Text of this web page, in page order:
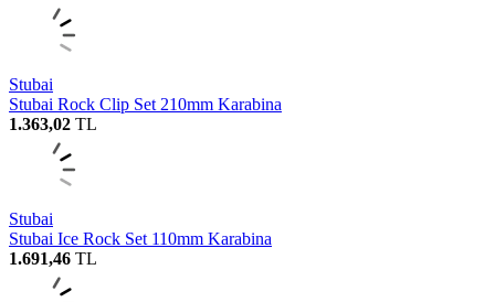
Stubai
Stubai Rock Clip Set 210mm Karabina
1.363,02 TL
Stubai
Stubai Ice Rock Set 110mm Karabina
1.691,46 TL